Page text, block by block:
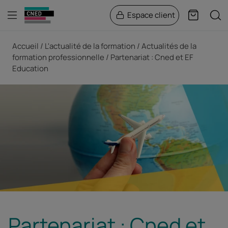
Menu Espace client Panier
Accueil L'actualité de la formation
Actualités de la
formation professionnelle
Partenariat : Cned et EF
Education